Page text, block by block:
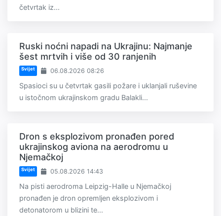
četvrtak iz...
Ruski noćni napadi na Ukrajinu: Najmanje
šest mrtvih i više od 30 ranjenih
Svijet 06.08.2026 08:26
Spasioci su u četvrtak gasili požare i uklanjali ruševine
u istočnom ukrajinskom gradu Balakli...
Dron s eksplozivom pronađen pored
ukrajinskog aviona na aerodromu u
Njemačkoj
Svijet 05.08.2026 14:43
Na pisti aerodroma Leipzig-Halle u Njemačkoj
pronađen je dron opremljen eksplozivom i
detonatorom u blizini te...